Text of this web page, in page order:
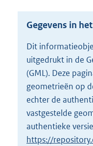
Gegevens in
Dit
uitgedrukt in de
(GML). Deze
geometrieën op
echter de
vastgestelde
authentieke
https://